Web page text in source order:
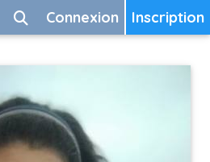
Inscription
Connexion